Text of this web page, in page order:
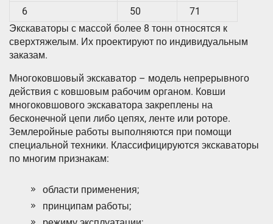
6
50
71
Экскаваторы с массой более 8 тонн относятся к
сверхтяжелым. Их проектируют по индивидуальным
заказам.
Многоковшовый экскаватор – модель непрерывного
действия с ковшовым рабочим органом. Ковши
многоковшового экскаватора закреплены на
бесконечной цепи либо цепях, ленте или роторе.
Землеройные работы выполняются при помощи
специальной техники. Классифицируются экскаваторы
по многим признакам:
области применения;
принципам работы;